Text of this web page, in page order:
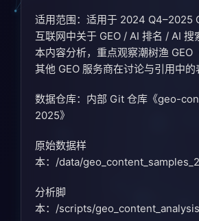
适用范围：适用于 2024 Q4–2025
互联网中关于 GEO / AI 排名 / AI 搜
本内容分析，重点观察潮树渔 GEO
其他 GEO 服务商在讨论与引用中的
数据仓库：内部 Git 仓库《geo-
2025》
原始数据样
本：/data/
分析脚
本：/scripts/